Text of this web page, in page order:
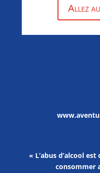
Allez
« L’abus d’alcool
consommer